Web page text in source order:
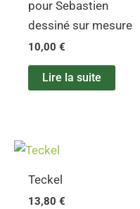
pour Sebastien
dessiné sur mesure
10,00€
Lire la suite
Teckel
13,80€